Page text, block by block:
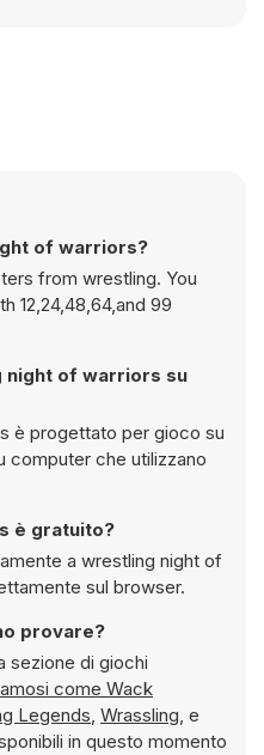
of warriors?
from wrestling. You
12,24,48,64,and 99
night of warriors su
è progettato per gioco su
computer che utilizzano
è gratuito?
a wrestling night of
direttamente sul browser.
provare?
sezione di giochi
famosi come Wack
Legends, Wrassling, e
in questo momento